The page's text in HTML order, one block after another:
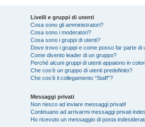
Livelli e gruppi di utenti
Cosa sono gli amministratori?
Cosa sono i moderatori?
Cosa sono i gruppi di utenti?
Dove trovo i gruppi e come posso far parte di
Come divento leader di un gruppo?
Perché alcuni gruppi di utenti appaiono in
Che cos’è un gruppo di utenti predefinito?
Che cos’è il collegamento “Staff”?
Messaggi privati
Non riesco ad inviare messaggi privati!
Continuano ad arrivarmi messaggi privati
Ho ricevuto un messaggio di posta